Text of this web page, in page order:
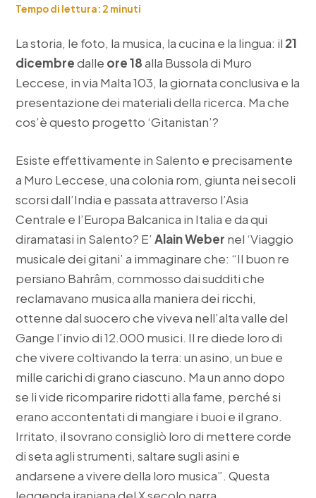
Tempo di lettura: 2 minuti
La storia, le foto, la musica, la cucina e la lingua: il 21
dicembredalle ore 18alla Bussola di Muro
Leccese, in via Malta 103, la giornata conclusiva e la
presentazione dei materiali della ricerca. Ma che
cos’è questo progetto ‘Gitanistan’?
Esiste effettivamente in Salento e precisamente
a Muro Leccese, una colonia rom, giunta nei secoli
scorsi dall’India e passata attraverso l’Asia
Centrale e l’Europa Balcanica in Italia e da qui
diramatasi in Salento? E’Alain Weber nel ‘Viaggio
musicale dei gitani’ a immaginare che: “Il buon re
persiano Bahrâm, commosso dai sudditi che
reclamavano musica alla maniera dei ricchi,
ottenne dal suocero che viveva nell’alta valle del
Gange l’invio di 12.000 musici. Il re diede loro di
che vivere coltivando la terra: un asino, un bue e
mille carichi di grano ciascuno. Ma un anno dopo
se li vide ricomparire ridotti alla fame, perché si
erano accontentati di mangiare i buoi e il grano.
Irritato, il sovrano consigliò loro di mettere corde
di seta agli strumenti, saltare sugli asini e
andarsene a vivere della loro musica”. Questa